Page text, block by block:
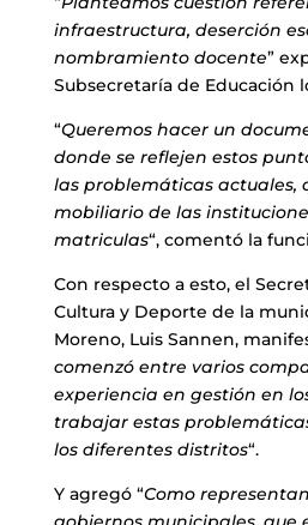
infraestructura, deserción
nombramiento docente”
Subsecretaría de Educación
“Queremos hacer un
donde se reflejen estos
las problemáticas actuales,
mobiliario de las
matriculas“, comentó la
Con respecto a esto, el
Cultura y Deporte de la
Moreno, Luis Sannen,
comenzó entre varios
experiencia en gestión en
trabajar estas
los diferentes distritos“.
Y agregó “Como